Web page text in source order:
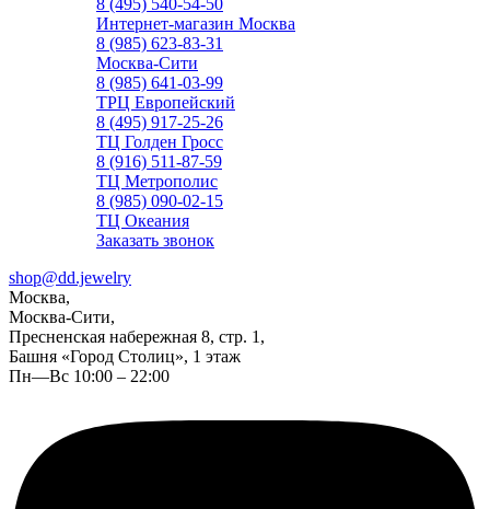
8 (495) 540-54-50
Интернет-магазин Москва
8 (985) 623-83-31
Москва-Сити
8 (985) 641-03-99
ТРЦ Европейский
8 (495) 917-25-26
ТЦ Голден Гросс
8 (916) 511-87-59
ТЦ Метрополис
8 (985) 090-02-15
ТЦ Океания
Заказать звонок
shop@dd.jewelry
Москва,
Москва-Сити,
Пресненская набережная 8, стр. 1,
Башня «Город Столиц», 1 этаж
Пн—Вс 10:00 – 22:00